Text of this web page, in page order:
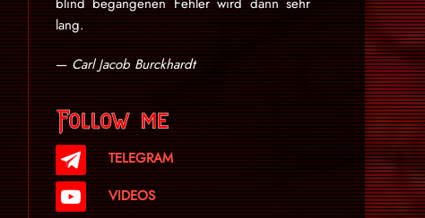
lang.
—Carl Jacob Burckhardt
Follow me
TELEGRAM
VIDEOS